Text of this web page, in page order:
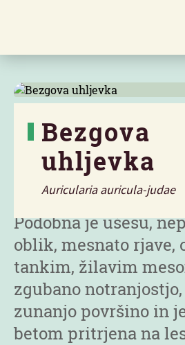
Bezgova
uhljevka
Auricularia auricula-judae
Značilnosti
Podobna je ušesu,
oblik, mesnato rjave,
tankim, žilavim
zgubano
zunanjo površino in
betom pritrjena na